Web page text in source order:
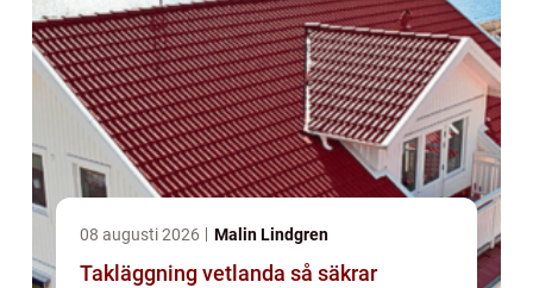
08 augusti 2026 Malin Lindgren
Takläggning vetlanda så säkrar